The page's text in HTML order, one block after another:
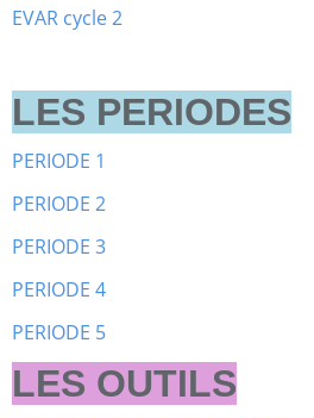
EVAR cycle 2
LES PERIODES
PERIODE 1
PERIODE 2
PERIODE 3
PERIODE 4
PERIODE 5
LES OUTILS